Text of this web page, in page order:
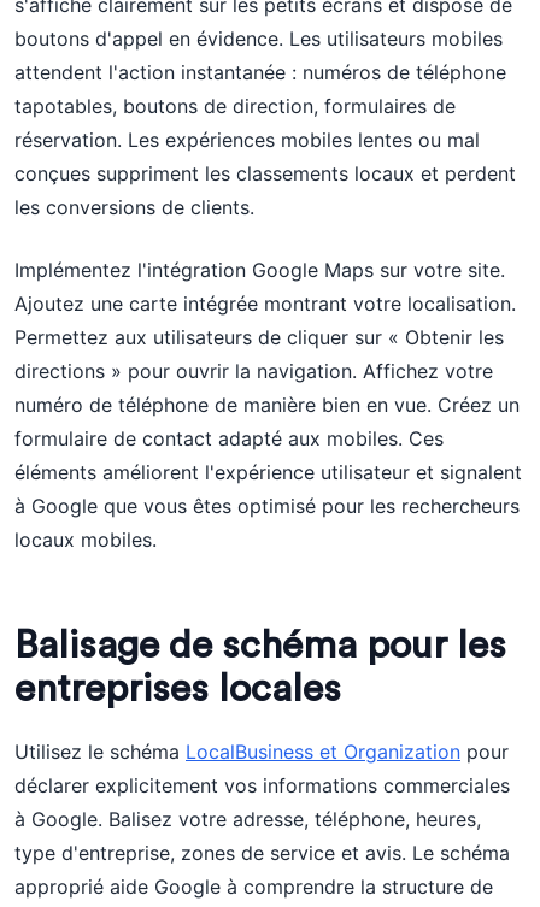
s'affiche clairement sur les petits écrans et dispose de
boutons d'appel en évidence. Les utilisateurs mobiles
attendent l'action instantanée : numéros de téléphone
tapotables, boutons de direction, formulaires de
réservation. Les expériences mobiles lentes ou mal
conçues suppriment les classements locaux et perdent
les conversions de clients.
Implémentez l'intégration Google Maps sur votre site.
Ajoutez une carte intégrée montrant votre localisation.
Permettez aux utilisateurs de cliquer sur « Obtenir les
directions » pour ouvrir la navigation. Affichez votre
numéro de téléphone de manière bien en vue. Créez un
formulaire de contact adapté aux mobiles. Ces
éléments améliorent l'expérience utilisateur et signalent
à Google que vous êtes optimisé pour les rechercheurs
locaux mobiles.
Balisage de schéma pour les
entreprises locales
Utilisez le schéma LocalBusiness et Organization pour
déclarer explicitement vos informations commerciales
à Google. Balisez votre adresse, téléphone, heures,
type d'entreprise, zones de service et avis. Le schéma
approprié aide Google à comprendre la structure de